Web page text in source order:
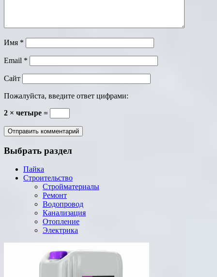
Имя *
Email *
Сайт
Пожалуйста, введите ответ цифрами:
2 × четыре =
Выбрать раздел
Пайка
Строительство
Стройматериалы
Ремонт
Водопровод
Канализация
Отопление
Электрика